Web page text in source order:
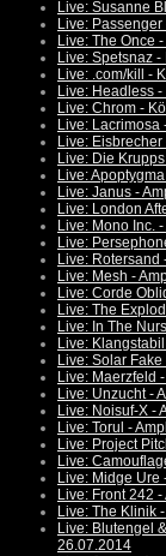
Live: Susanne
Live:
Live: The Once
Live: Spetsnaz
Live: .com/kill -
Live: Headless
Live: Chrom -
Live: Lacrimosa
Live:
Live: Die
Live:
Live: Janus -
Live: London
Live: Mono Inc.
Live:
Live: Rotersand
Live: Mesh -
Live: Corde
Live: The
Live: In The
Live:
Live: Solar
Live: Maerzfeld
Live: Unzucht -
Live: Noisuf-X -
Live: Torul -
Live: Project
Live:
Live: Midge Ure
Live: Front 242
Live: The Klinik
Live: Blutengel
26.07.2014